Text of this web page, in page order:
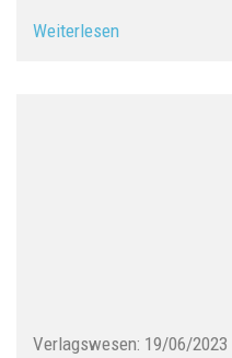
Weiterlesen
Verlagswesen: 19/06/2023